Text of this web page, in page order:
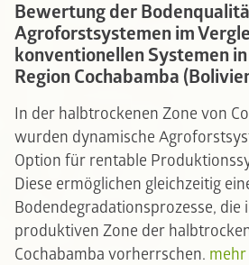
Bewertung der
Agroforstsystemen im
konventionellen Systemen
Region Cochabamba
In der halbtrockenen Zone von
wurden dynamische
Option für rentable
Diese ermöglichen gleichzeitig
Bodendegradationsprozesse, die
produktiven Zone der
Cochabamba vorherrschen. mehr